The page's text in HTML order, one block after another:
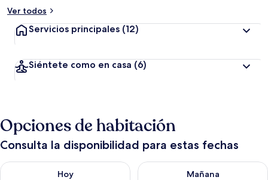
Ver todos
Servicios principales (12)
Siéntete como en casa (6)
Opciones de habitación
Consulta la disponibilidad para estas fechas
Hoy
Consulta la disponibilidad para hoy ago 10 - ago 11
Mañana
Consulta la disponibilidad